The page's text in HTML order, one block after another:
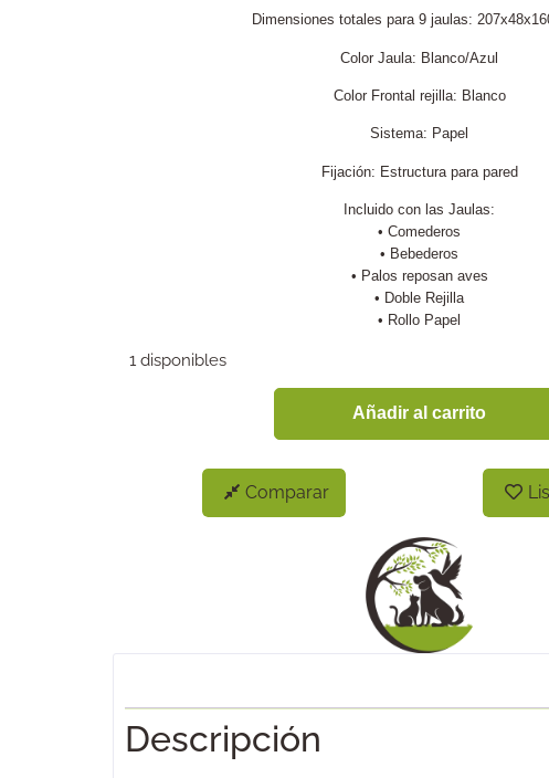
Dimensiones totales para 9 jaulas:
Color Jaula: Blanco/Azul
Color Frontal rejilla: Blanco
Sistema: Papel
Fijación: Estructura para pared
Incluido con las Jaulas:
• Comederos
• Bebederos
• Palos reposan aves
• Doble Rejilla
• Rollo Papel
1 disponibles
Añadir al carrito
Comparar
Descripción